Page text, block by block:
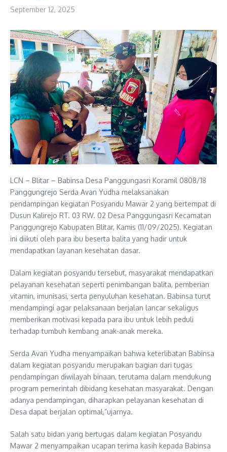
September 12, 2025
LCN – Blitar – Babinsa Desa Panggungasri Koramil 0808/18
Panggungrejo Serda Avan Yudha melaksanakan
pendampingan kegiatan Posyandu Mawar 2 yang bertempat di
Dusun Kalirejo RT. 03 RW. 02 Desa Panggungasri Kecamatan
Panggungrejo Kabupaten Blitar, Kamis (11/09/2025). Kegiatan
ini diikuti oleh para ibu beserta balita yang hadir untuk
mendapatkan layanan kesehatan dasar.
Dalam kegiatan posyandu tersebut, masyarakat mendapatkan
pelayanan kesehatan seperti penimbangan balita, pemberian
vitamin, imunisasi, serta penyuluhan kesehatan. Babinsa turut
mendampingi agar pelaksanaan berjalan lancar sekaligus
memberikan motivasi kepada para ibu untuk lebih peduli
terhadap tumbuh kembang anak-anak mereka.
Serda Avan Yudha menyampaikan bahwa keterlibatan Babinsa
dalam kegiatan posyandu merupakan bagian dari tugas
pendampingan diwilayah binaan, terutama dalam mendukung
program pemerintah dibidang kesehatan masyarakat. Dengan
adanya pendampingan, diharapkan pelayanan kesehatan di
Desa dapat berjalan optimal,”ujarnya.
Salah satu bidan yang bertugas dalam kegiatan Posyandu
Mawar 2 menyampaikan ucapan terima kasih kepada Babinsa